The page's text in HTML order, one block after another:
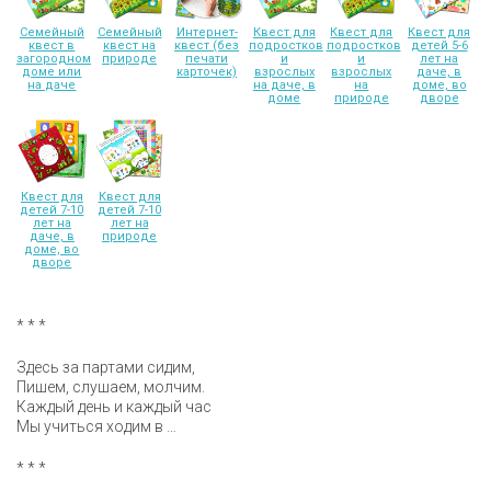
Семейный
квест в
загородном
доме или
на даче
Семейный
квест на
природе
Интернет-
квест (без
печати
карточек)
Квест для
подростков
и
взрослых
на даче, в
доме
Квест для
подростков
и
взрослых
на
природе
Квест для
детей 5-6
лет на
даче, в
доме, во
дворе
Квест для
детей 7-10
лет на
даче, в
доме, во
дворе
Квест для
детей 7-10
лет на
природе
* * *
Здесь за партами сидим,
Пишем, слушаем, молчим.
Каждый день и каждый час
Мы учиться ходим в …
* * *